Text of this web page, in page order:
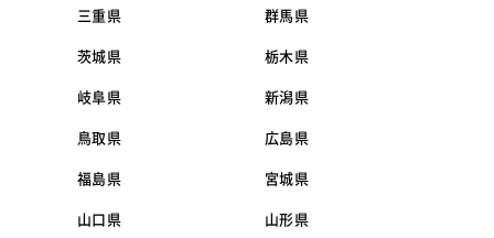
三重県 群馬県
茨城県 栃木県
岐阜県 新潟県
鳥取県 広島県
福島県 宮城県
山口県 山形県